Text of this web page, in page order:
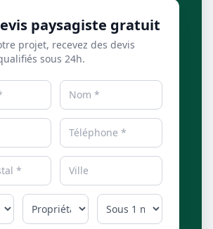
paysagiste gratuit
projet, recevez des devis
sous 24h.